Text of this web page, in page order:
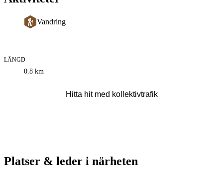
Vandring
Information
LÄNGD
0.8 km
Hitta hit med kollektivtrafik
Platser & leder i närheten